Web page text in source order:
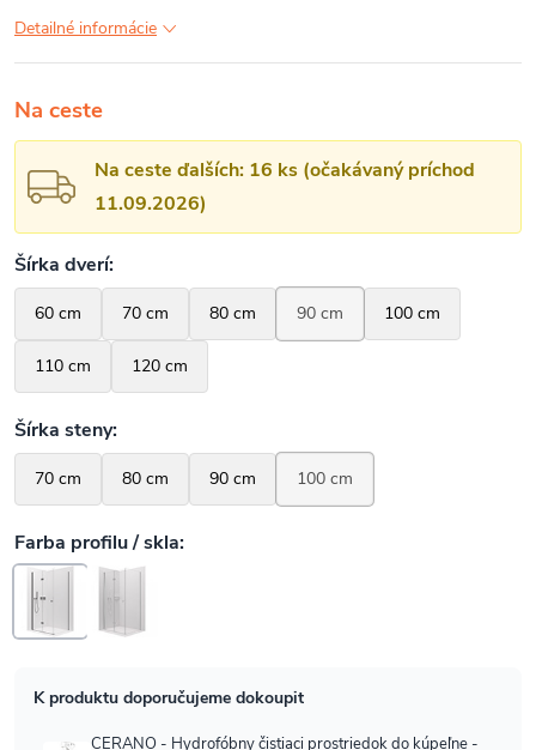
Detailné informácie
Na ceste
Na ceste ďalších: 16 ks (očakávaný príchod
11.09.2026)